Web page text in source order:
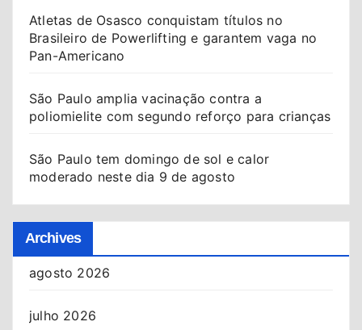
Atletas de Osasco conquistam títulos no
Brasileiro de Powerlifting e garantem vaga no
Pan-Americano
São Paulo amplia vacinação contra a
poliomielite com segundo reforço para crianças
São Paulo tem domingo de sol e calor
moderado neste dia 9 de agosto
Archives
agosto 2026
julho 2026